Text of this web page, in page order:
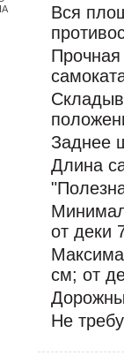
Вся
Заднее
Длина
от деки
см; от
Не